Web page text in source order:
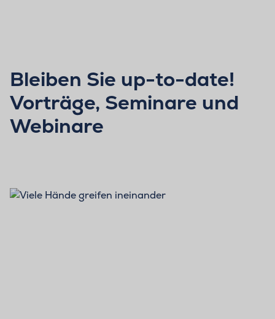
Bleiben Sie up-to-date!
Vorträge, Seminare und
Webinare